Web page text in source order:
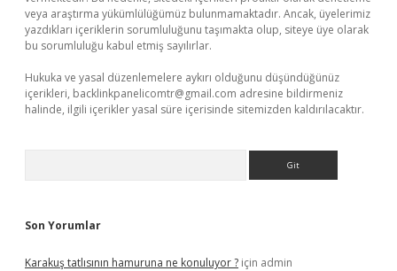
veya araştırma yükümlülüğümüz bulunmamaktadır. Ancak, üyelerimiz
yazdıkları içeriklerin sorumluluğunu taşımakta olup, siteye üye olarak
bu sorumluluğu kabul etmiş sayılırlar.
Hukuka ve yasal düzenlemelere aykırı olduğunu düşündüğünüz
içerikleri, backlinkpanelicomtr@gmail.com adresine bildirmeniz
halinde, ilgili içerikler yasal süre içerisinde sitemizden kaldırılacaktır.
Son Yorumlar
Karakuş tatlısının hamuruna ne konuluyor ? için admin